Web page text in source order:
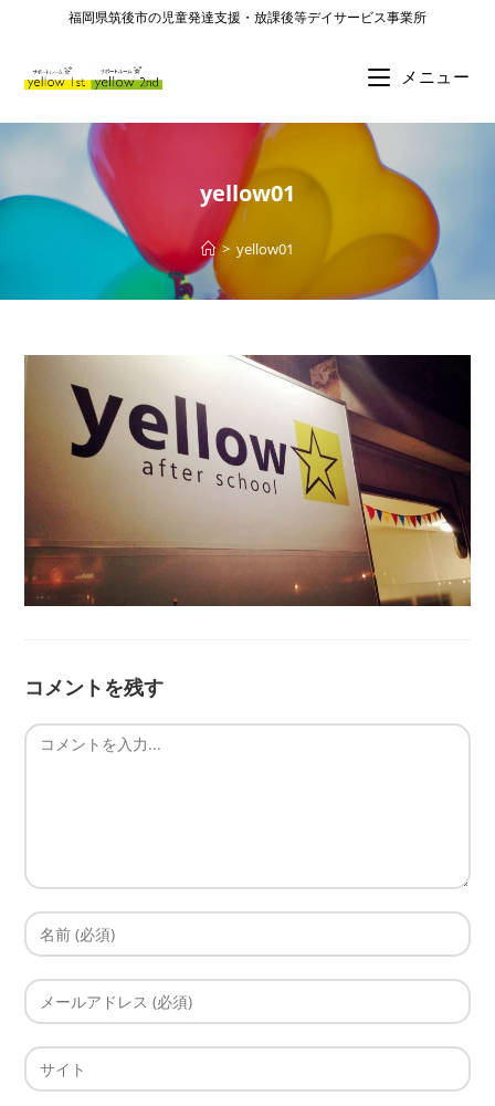
福岡県筑後市の児童発達支援・放課後等デイサービス事業所
メニュー
yellow01
> yellow01
コメントを残す